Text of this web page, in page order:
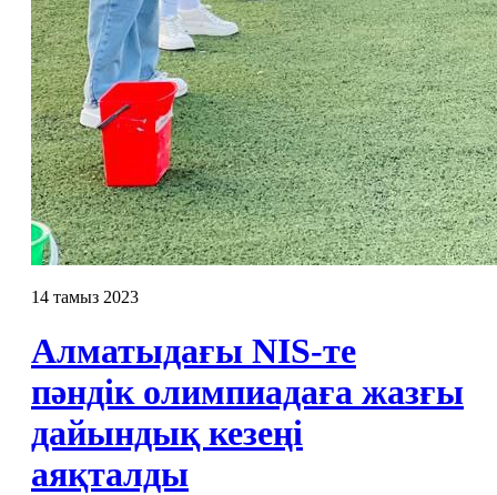
14 тамыз 2023
Алматыдағы NIS-те
пәндік олимпиадаға жазғы
дайындық кезеңі
аяқталды